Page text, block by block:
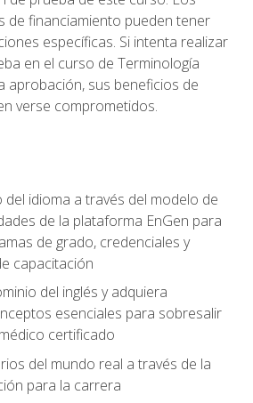
de financiamiento pueden tener
específicas. Si intenta realizar
en el curso de Terminología
aprobación, sus beneficios de
verse comprometidos.
del idioma a través del modelo de
de la plataforma EnGen para
de grado, credenciales y
capacitación
del inglés y adquiera
esenciales para sobresalir
certificado
del mundo real a través de la
para la carrera